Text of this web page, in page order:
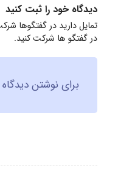
دیدگاه خود را ثبت کنید
تمایل دارید در گفتگوها
در گفتگو ها شرکت کنید.
برای نوشتن دیدگاه